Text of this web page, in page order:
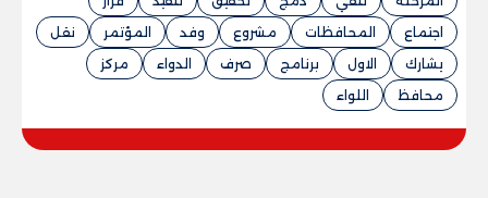
اجتماع
المحافظات مشروع وفد المؤتمر
نقل
يشارك
الاول برنامج صرف الدواء
مركز
محافظ
اللواء